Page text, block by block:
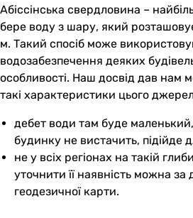
Абіссінська свердловина –
бере воду з шару, який
м. Такий спосіб може
водозабезпечення деяких
особливості. Наш досвід дав нам
такі характеристики цього
дебет води там буде
будинку не вистачить, підійде
не у всіх регіонах на такій
уточнити її наявність можна
геодезичної карти.